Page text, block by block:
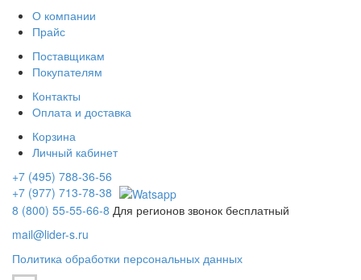
О компании
Прайс
Поставщикам
Покупателям
Контакты
Оплата и доставка
Корзина
Личный кабинет
+7 (495) 788-36-56
+7 (977) 713-78-38
8 (800) 55-55-66-8 Для регионов звонок бесплатный
mail@lider-s.ru
Политика обработки персональных данных